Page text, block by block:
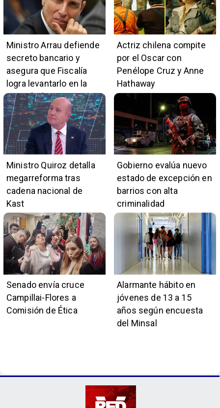
Ministro Arrau defiende
secreto bancario y
asegura que Fiscalía
logra levantarlo en la
mayoría de casos
Actriz chilena compite
por el Oscar con
Penélope Cruz y Anne
Hathaway
Ministro Quiroz detalla
megarreforma tras
cadena nacional de
Kast
Gobierno evalúa nuevo
estado de excepción en
barrios con alta
criminalidad
Senado envía cruce
Campillai-Flores a
Comisión de Ética
Alarmante hábito en
jóvenes de 13 a 15
años según encuesta
del Minsal